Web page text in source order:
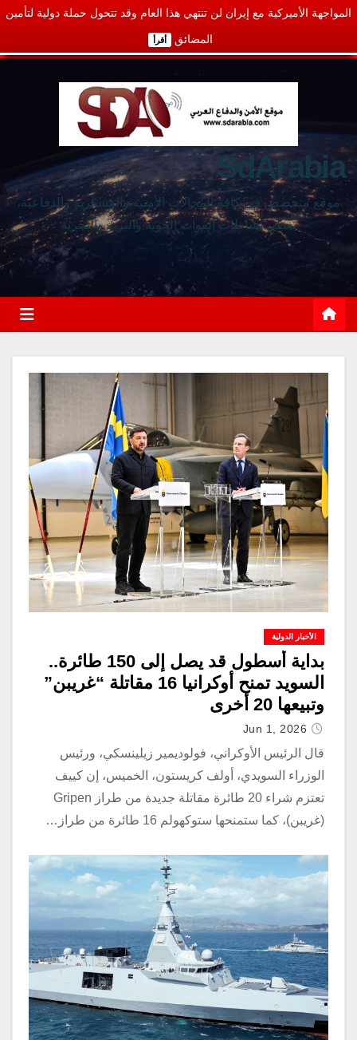
المواجهة الأميركية مع إيران لن تنتهي هذا العام وقد تتحول حملة دولية لتأمين
المضائق أقرأ
SdArabia
موقع متخصص في كافة المجالات الأمنية والعسكرية والدفاعية،
يغطي نشاطات القوات الجوية والبرية والبحرية
الأخبار الدولية
بداية أسطول قد يصل إلى 150 طائرة..
السويد تمنح أوكرانيا 16 مقاتلة “غريبن”
وتبيعها 20 أخرى
Jun 1, 2026
قال الرئيس الأوكراني، فولوديمير زيلينسكي، ورئيس
الوزراء السويدي، أولف كريستون، الخميس، إن كييف
تعتزم شراء 20 طائرة مقاتلة جديدة من طراز Gripen
(غريبن)، كما ستمنحها ستوكهولم 16 طائرة من طراز…